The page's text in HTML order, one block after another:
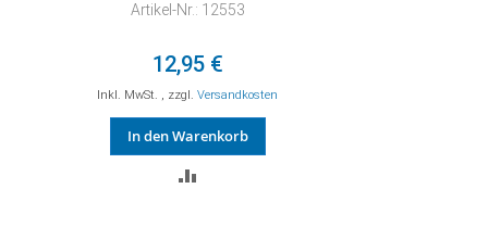
Artikel-Nr.: 12553
12,95 €
Inkl. MwSt. , zzgl.Versandkosten
In den Warenkorb